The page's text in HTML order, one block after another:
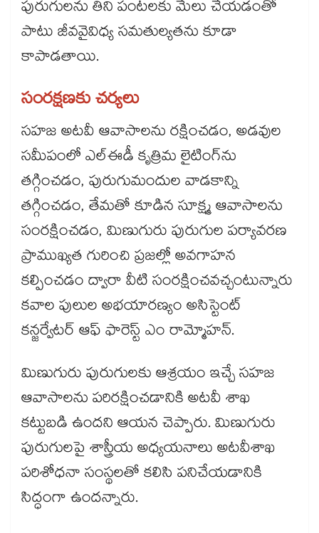
పురుగులను తిని పంటలకు మేలు చేయడంతో
పాటు జీవవైవిధ్య సమతుల్యతను కూడా
కాపాడతాయి.
సంరక్షణకు చర్యలు
సహజ అటవీ ఆవాసాలను రక్షించడం, అడవుల
సమీపంలో ఎల్ఈడీ కృత్రిమ లైటింగ్‌ను
తగ్గించడం, పురుగుమందుల వాడకాన్ని
తగ్గించడం, తేమతో కూడిన సూక్ష్మ ఆవాసాలను
సంరక్షించడం, మిణుగురు పురుగుల పర్యావరణ
ప్రాముఖ్యత గురించి ప్రజల్లో అవగాహన
కల్పించడం ద్వారా వీటి సంరక్షించవచ్చంటున్నారు
కవాల పులుల అభయారణ్యం అసిస్టెంట్
కన్జర్వేటర్ ఆఫ్ ఫారెస్ట్ ఎం రామ్మోహన్.
మిణుగురు పురుగులకు ఆశ్రయం ఇచ్చే సహజ
ఆవాసాలను పరిరక్షించడానికి అటవీ శాఖ
కట్టుబడి ఉందని ఆయన చెప్పారు. మిణుగురు
పురుగులపై శాస్త్రీయ అధ్యయనాలు అటవీశాఖ
పరిశోధనా సంస్థలతో కలిసి పనిచేయడానికి
సిద్ధంగా ఉందన్నారు.